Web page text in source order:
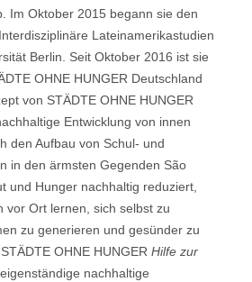
Im Oktober 2015 begann sie den
Lateinamerikastudien
Berlin. Seit Oktober 2016 ist sie
OHNE HUNGER Deutschland
von STÄDTE OHNE HUNGER
Entwicklung von innen
den Aufbau von Schul- und
in den ärmsten Gegenden São
und Hunger nachhaltig reduziert,
vor Ort lernen, sich selbst zu
zu generieren und gesünder zu
OHNE HUNGER Hilfe zur
nachhaltige